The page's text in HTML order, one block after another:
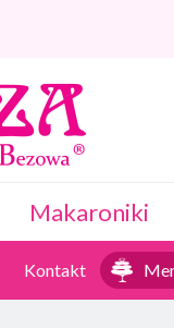
Makaroniki
Kontakt